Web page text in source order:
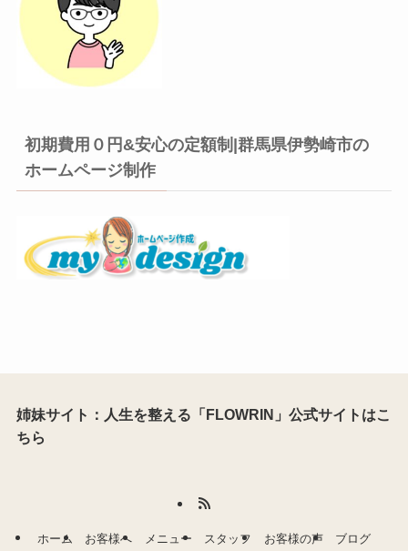
初期費用０円&安心の定額制|群馬県伊勢崎市の
ホームページ制作
姉妹サイト：人生を整える「FLOWRIN」公式サイトはこ
ちら
ホーム お客様へ メニュー スタッフ お客様の声 ブログ